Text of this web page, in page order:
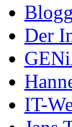
Der
IT-